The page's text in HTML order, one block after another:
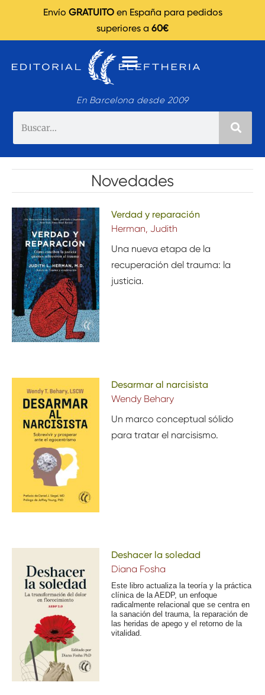
Envío GRATUITOen España para pedidos
superiores a 60€
En Barcelona desde 2009
Novedades
Verdad y reparación
Herman, Judith
Una nueva etapa de la
recuperación del trauma: la
justicia.
Desarmar al narcisista
Wendy Behary
Un marco conceptual sólido
para tratar el narcisismo.
Deshacer la soledad
Diana Fosha
Este libro actualiza la teoríay la práctica
clínicade laAEDP,un enfoque
radicalmente relacional que se centra en
la sanación del trauma, la reparación de
las heridas de apego y elretorno de la
vitalidad